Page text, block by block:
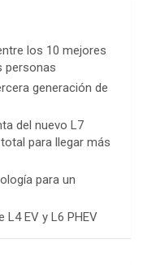
los 10 mejores
personas
generación de
del nuevo L7
para llegar más
para un
L4 EV y L6 PHEV